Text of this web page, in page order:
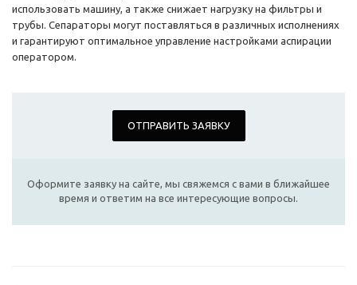
использовать машину, а также снижает нагрузку на фильтры и
трубы. Сепараторы могут поставляться в различных исполнениях
и гарантируют оптимальное управление настройками аспирации
оператором.
ОТПРАВИТЬ ЗАЯВКУ
Оформите заявку на сайте, мы свяжемся с вами в ближайшее
время и ответим на все интересующие вопросы.